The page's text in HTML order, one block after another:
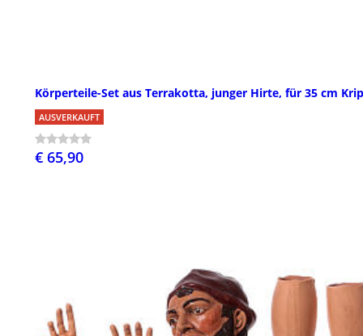
Körperteile-Set aus Terrakotta, junger Hirte, für 35 cm
AUSVERKAUFT
€ 65,90